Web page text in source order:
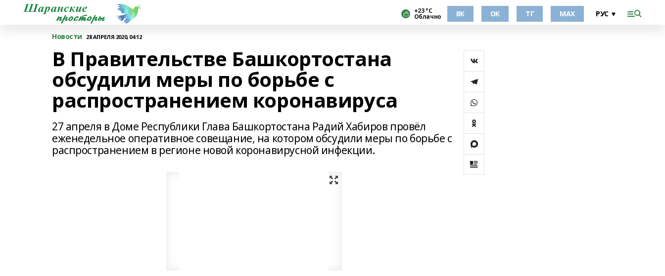
+23 °С
Облачно ВК ОК ТГ МАХ
Новости 28 АПРЕЛЯ 2020, 04:12
В Правительстве Башкортостана
обсудили меры по борьбе с
распространением коронавируса
27 апреля в Доме Республики Глава Башкортостана Радий Хабиров провёл
еженедельное оперативное совещание, на котором обсудили меры по борьбе с
распространением в регионе новой коронавирусной инфекции.